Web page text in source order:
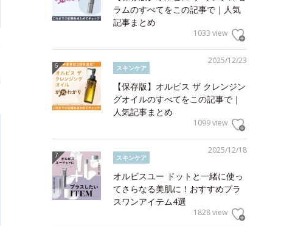
ラムのすべてをこの記事で｜人気
記事まとめ
1033 view
2025/12/23
スキンケア
【保存版】オルビス ザ クレンジン
グオイルのすべてをこの記事で｜
人気記事まとめ
1099 view
2025/12/18
スキンケア
オルビスユー ドットと一緒に使っ
てさらなる美肌に！おすすめプラ
スワンアイテム4選
1828 view